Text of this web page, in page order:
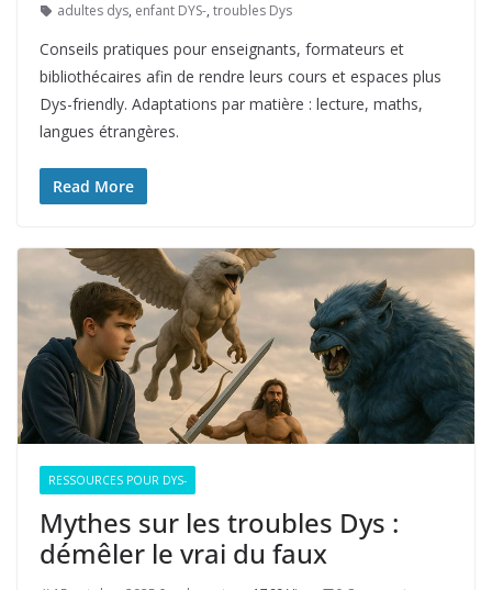
adultes dys, enfant DYS-, troubles Dys
Conseils pratiques pour enseignants, formateurs et
bibliothécaires afin de rendre leurs cours et espaces plus
Dys-friendly. Adaptations par matière : lecture, maths,
langues étrangères.
Read More
RESSOURCES POUR DYS-
Mythes sur les troubles Dys :
démêler le vrai du faux